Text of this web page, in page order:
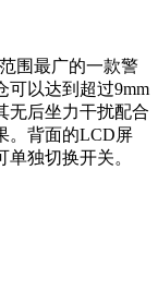
围最广的一款警
可以达到超过9mm
无后坐力干扰配合
。背面的LCD屏
独切换开关。